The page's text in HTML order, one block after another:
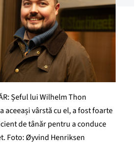
Șeful lui Wilhelm Thon
aceeași vârstă cu el, a fost foarte
de tânăr pentru a conduce
Foto: Øyvind Henriksen